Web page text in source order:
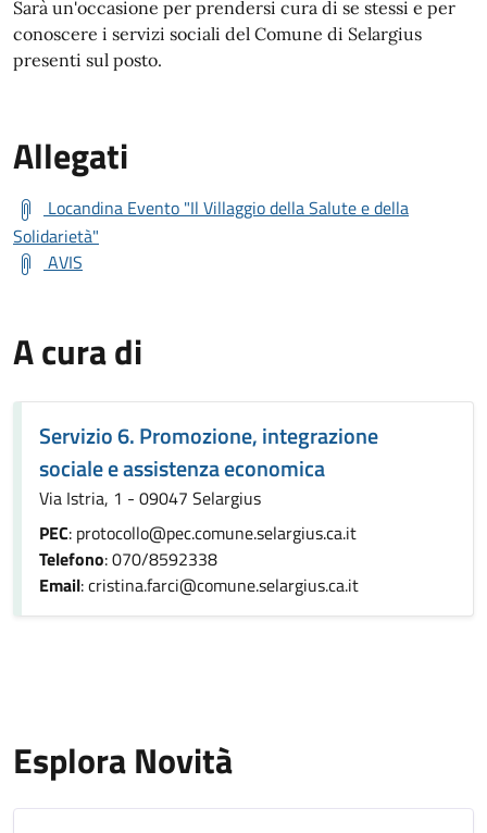
Sarà un'occasione per prendersi cura di se stessi e per
conoscere i servizi sociali del Comune di Selargius
presenti sul posto.
Allegati
Locandina Evento "Il Villaggio della Salute e della
Solidarietà"
AVIS
A cura di
Servizio 6. Promozione, integrazione
sociale e assistenza economica
Via Istria, 1 - 09047 Selargius
PEC: protocollo@pec.comune.selargius.ca.it
Telefono: 070/8592338
Email: cristina.farci@comune.selargius.ca.it
Esplora Novità